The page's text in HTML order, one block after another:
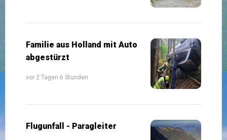
Familie aus Holland mit Auto
abgestürzt
vor 2 Tagen 6 Stunden
Flugunfall - Paragleiter